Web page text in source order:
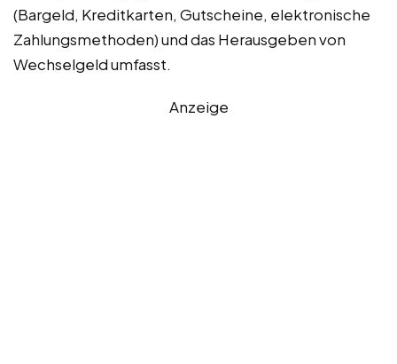
(Bargeld, Kreditkarten, Gutscheine, elektronische
Zahlungsmethoden) und das Herausgeben von
Wechselgeld umfasst.
Anzeige